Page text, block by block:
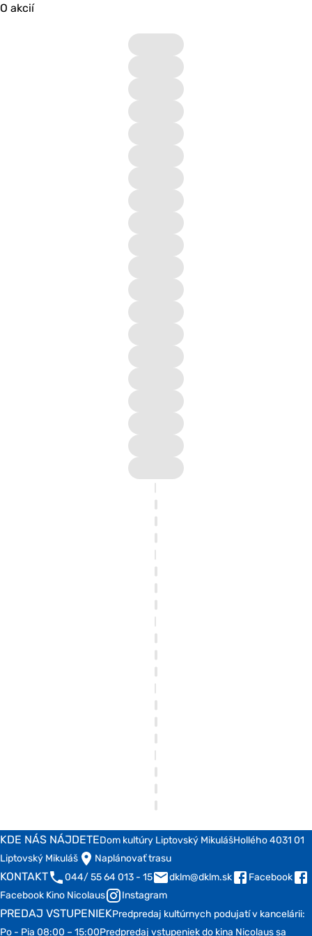
O akcií
KDE NÁS NÁJDETEDom kultúry Liptovský MikulášHollého 4031 01
Liptovský Mikuláš
Naplánovať trasu
KONTAKT 044/ 55 64 013 - 15 dklm@dklm.sk
Facebook
Facebook Kino Nicolaus
Instagram
PREDAJ VSTUPENIEKPredpredaj kultúrnych podujatí v kancelárii:
Po - Pia 08:00 – 15:00Predpredaj vstupeniek do kina Nicolaus sa